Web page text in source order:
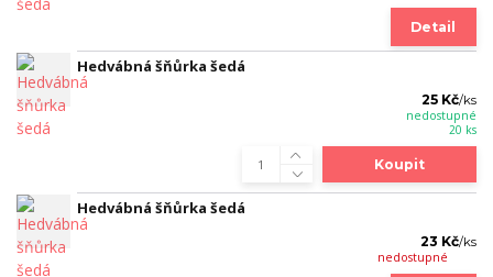
Detail
Hedvábná šňůrka šedá
25 Kč/ks
nedostupné
20 ks
Koupit
Hedvábná šňůrka šedá
23 Kč/ks
nedostupné